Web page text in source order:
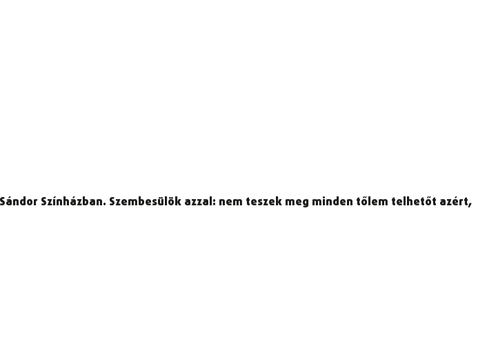
Színházban. Szembesülök azzal: nem teszek meg minden tőlem telhetőt azért,